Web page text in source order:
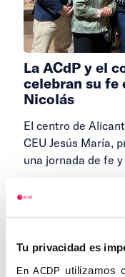
Tu privacidad es
En ACDP utilizamos
La ACdP y el
celebran su fe
Nicolás
El centro de
CEU Jesús María,
una jornada de fe
25 DE MAYO DE
1